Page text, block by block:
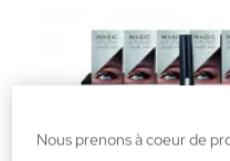
Nous prenons à coeur de